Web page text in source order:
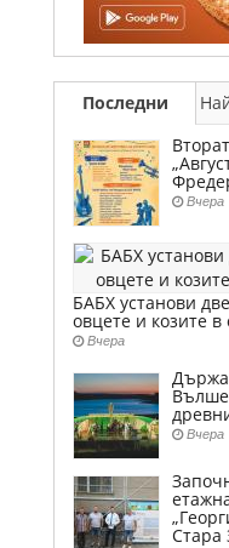
Последни
Вчера
БАБХ установи
овцете и козите в
Вчера
Вчера
Стара